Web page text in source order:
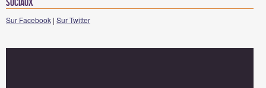
sociaux
Sur Facebook | Sur Twitter